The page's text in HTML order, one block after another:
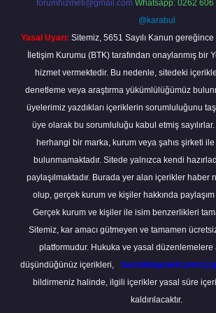
forumhizmeti@gmail.com Whatsapp: 0262 606
@karabul
Yasal Uyarı: Sitemiz, 5651 Sayılı Kanun
İletişim Kurumu (BTK) tarafından onaylanmış bir
hizmet vermektedir. Bu nedenle, sitedeki
denetleme veya araştırma yükümlülüğümüz
üyelerimiz yazdıkları içeriklerin sorumluluğunu
üye olarak bu sorumluluğu kabul etmiş
herhangi bir marka, kurum veya şahıs şirketi ile
bulunmamaktadır. Sitede yalnızca kendi
paylaşılmaktadır. Burada yer alan içerikler haber
olup, gerçek kurum ve kişiler hakkında paylaşım
Gerçek kurum ve kişiler ile isim benzerlikleri
Sitemiz, kar amacı gütmeyen ve tamamen
platformudur. Hukuka ve yasal düzenlemelere
düşündüğünüz içerikleri,
bildirmeniz halinde, ilgili içerikler yasal süre
kaldırılacaktır.